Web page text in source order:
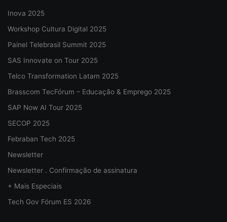
Inova 2025
Workshop Cultura Digital 2025
Painel Telebrasil Summit 2025
SAS Innovate on Tour 2025
Telco Transformation Latam 2025
Brasscom TecFórum – Educação & Emprego 2025
SAP Now AI Tour 2025
SECOP 2025
Febraban Tech 2025
Newsletter
Newsletter . Confirmação de assinatura
+ Mais Especiais
Tech Gov Fórum ES 2026